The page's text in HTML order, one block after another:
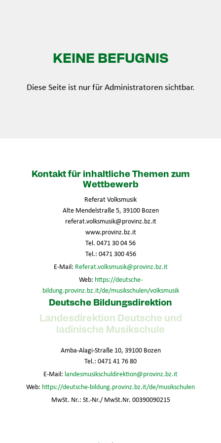
KEINE BEFUGNIS
Diese Seite ist nur für Administratoren sichtbar.
Kontakt für inhaltliche Themen zum
Wettbewerb
Referat Volksmusik
Alte Mendelstraße 5, 39100 Bozen
referat.volksmusik@provinz.bz.it
www.provinz.bz.it
Tel. 0471 30 04 56
Tel.: 0471 300 456
E-Mail: Referat.volksmusik@provinz.bz.it
Web: https://deutsche-
bildung.provinz.bz.it/de/musikschulen/volksmusik
Deutsche Bildungsdirektion
Landesdirektion Deutsche und
ladinische Musikschule
Amba-Alagi-Straße 10, 39100 Bozen
Tel.: 0471 41 76 80
E-Mail: landesmusikschuldirektion@provinz.bz.it
Web: https://deutsche-bildung.provinz.bz.it/de/musikschulen
MwSt. Nr.: St.-Nr./ MwSt.Nr. 00390090215